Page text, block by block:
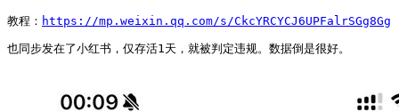
教程： https://mp.weixin.qq.com/s/CkcYRCYCJ6UPFalrSGg8Gg
也同步发在了小红书，仅存活1天，就被判定违规。数据倒是很好。